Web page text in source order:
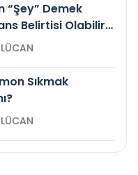
“Şey” Demek
Belirtisi Olabilir
Sıkmak